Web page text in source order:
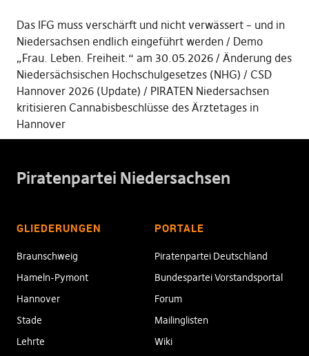
Das IFG muss verschärft und nicht verwässert – und in
Niedersachsen endlich eingeführt werden
Demo
„Frau. Leben. Freiheit.“ am 30.05.2026
Änderung des
Niedersächsischen Hochschulgesetzes (NHG)
CSD
Hannover 2026 (Update)
PIRATEN Niedersachsen
kritisieren Cannabisbeschlüsse des Ärztetages in
Hannover
Piratenpartei Niedersachsen
GLIEDERUNGEN
Braunschweig
Hameln-Pymont
Hannover
Stade
Lehrte
PORTALE
Piratenpartei Deutschland
Bundespartei Vorstandsportal
Forum
Mailinglisten
Wiki